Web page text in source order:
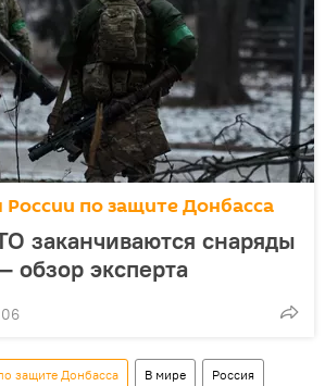
по защите Донбасса
заканчиваются снаряды
обзор эксперта
защите Донбасса В мире Россия